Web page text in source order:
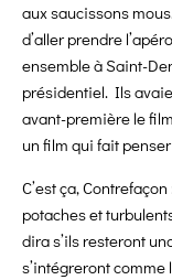
aux saucissons
d’aller prendre
ensemble à Saint-
présidentiel. Ils
avant-première le
un film qui fait
C’est ça,
potaches et
dira s’ils resteront
s’intégreront